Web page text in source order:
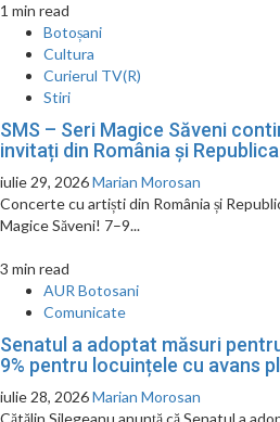
1 min read
Botoșani
Cultura
Curierul TV(R)
Stiri
SMS – Seri Magice Săveni
invitați din România și
iulie 29, 2026Marian Morosan
Concerte cu artiști din România și
Magice Săveni! 7–9...
3 min read
AUR Botosani
Comunicate
Senatul a adoptat măsuri
9% pentru locuințele cu avans
iulie 28, 2026Marian Morosan